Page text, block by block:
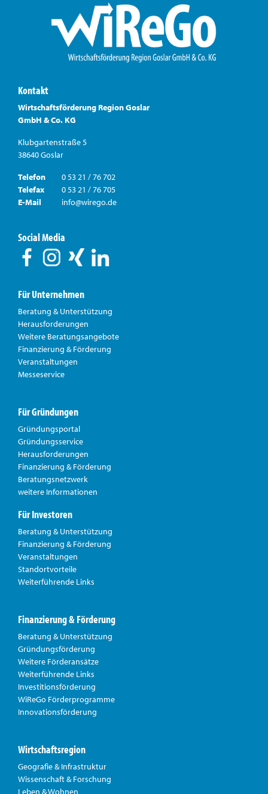
Kontakt
Wirtschaftsförderung Region Goslar
GmbH & Co. KG
Klubgartenstraße 5
38640 Goslar
Telefon
0 53 21 / 76 702
Telefax
0 53 21 / 76 705
E-Mail
info@wirego.de
Social Media
Für Unternehmen
Beratung & Unterstützung
Herausforderungen
Weitere Beratungsangebote
Finanzierung & Förderung
Veranstaltungen
Messeservice
Für Gründungen
Gründungsportal
Gründungsservice
Herausforderungen
Finanzierung & Förderung
Beratungsnetzwerk
weitere Informationen
Für Investoren
Beratung & Unterstützung
Finanzierung & Förderung
Veranstaltungen
Standortvorteile
Weiterführende Links
Finanzierung & Förderung
Beratung & Unterstützung
Gründungsförderung
Weitere Förderansätze
Weiterführende Links
Investitionsförderung
WiReGo Förderprogramme
Innovationsförderung
Wirtschaftsregion
Geografie & Infrastruktur
Wissenschaft & Forschung